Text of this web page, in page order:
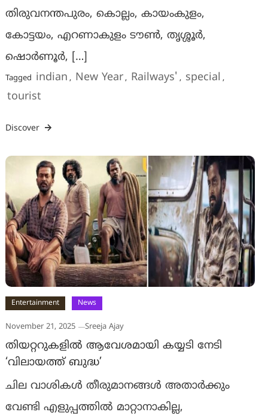
തിരുവനന്തപുരം, കൊല്ലം, കായംകുളം,
കോട്ടയം, എറണാകുളം ടൗൺ, തൃശ്ശൂർ,
ഷൊർണൂർ, […]
Tagged indian , New Year, Railways' , special ,
tourist
Discover
Entertainment News
November 21, 2025 Sreeja Ajay
തിയറ്ററുകളിൽ ആവേശമായി കയ്യടി നേടി
‘വിലായത്ത് ബുദ്ധ’
ചില വാശികൾ തീരുമാനങ്ങൾ അതാർക്കും
വേണ്ടി എളുപ്പത്തിൽ മാറ്റാനാകില്ല,